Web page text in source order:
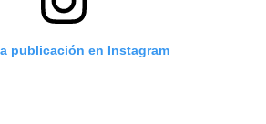
publicación en Instagram